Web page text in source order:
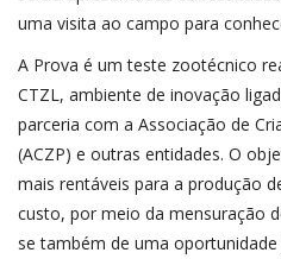
uma visita ao campo para
A Prova é um teste zootécnico
CTZL, ambiente de inovação
parceria com a Associação de
(ACZP) e outras entidades. O
mais rentáveis para a produção
custo, por meio da mensuração
se também de uma